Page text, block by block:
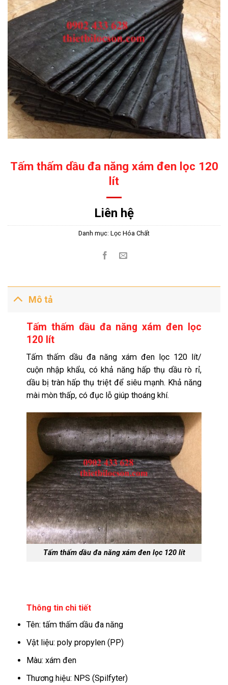
Tấm thấm dầu đa năng xám đen lọc 120
lít
Liên hệ
Danh mục: Lọc Hóa Chất
Mô tả
Tấm thấm dầu đa năng xám đen lọc
120 lít
Tấm thấm dầu đa năng xám đen lọc 120 lít/
cuộn nhập khẩu, có khả năng hấp thụ dầu rò rỉ,
dầu bị tràn hấp thụ triệt để siêu mạnh. Khả năng
mài mòn thấp, có đục lỗ giúp thoáng khí.
Tấm thấm dầu đa năng xám đen lọc 120 lít
Thông tin chi tiết
Tên: tấm thấm dầu đa năng
Vật liệu: poly propylen (PP)
Màu: xám đen
Thương hiệu: NPS (Spilfyter)